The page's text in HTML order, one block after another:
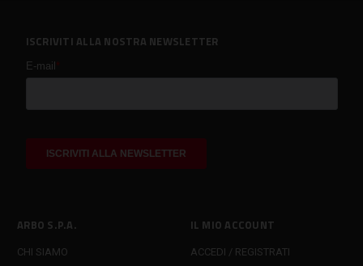
ARBO S.P.A.
CHI SIAMO
IL MIO ACCOUNT
ACCEDI / REGISTRATI
ISCRIVITI ALLA NOSTRA NEWSLETTER